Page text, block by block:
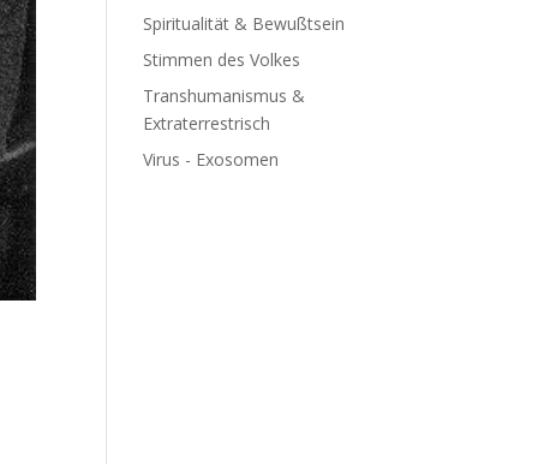
Spiritualität & Bewußtsein
Stimmen des Volkes
Transhumanismus &
Extraterrestrisch
Virus - Exosomen